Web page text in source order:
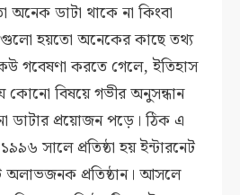
ডাটা থাকে না কিংবা
হয়তো অনেকের কাছে তথ্য
গবেষণা করতে গেলে, ইতিহাস
কোনো বিষয়ে গভীর অনুসন্ধান
প্রয়োজন পড়ে। ঠিক এ
সালে প্রতিষ্ঠা হয় ইন্টারনেট
অলাভজনক প্রতিষ্ঠান। আসলে